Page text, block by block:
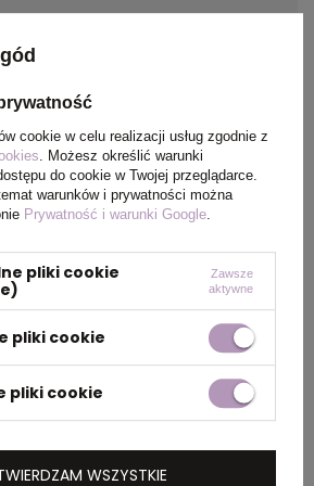
43 x 58 x 30 cm,40 x 60 x
12 kg,14 kg
cookie w celu realizacji usług zgodnie z
. Możesz określić warunki
do cookie w Twojej przeglądarce.
warunków i prywatności można
Prywatność i warunki Google.
pliki cookie
Zawsze
aktywne
pliki cookie
pliki cookie
WSZYSTKIE